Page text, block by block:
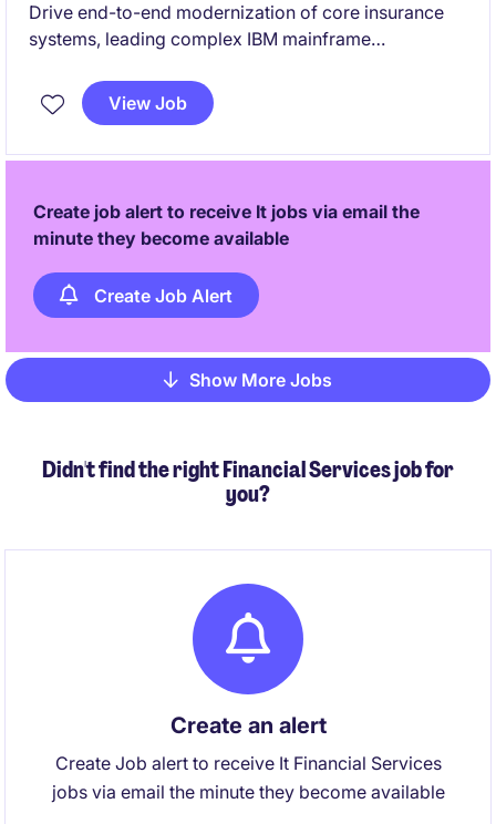
Drive end-to-end modernization of core insurance
systems, leading complex IBM mainframe
design.
Partner with global stakeholders to deliver scalable,
View Job
Create job alert to receive It jobs via email the
minute they become available
Create Job Alert
Pagination
Show More Jobs
Didn't find the right Financial Services job for
you?
Create an alert
Create Job alert to receive It Financial Services
jobs via email the minute they become available